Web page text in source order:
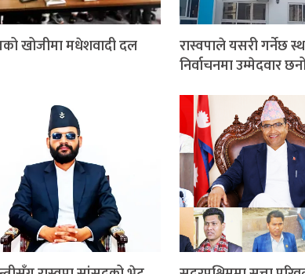
खोजीमा मधेशवादी दल
रास्वपाले यसरी गर्नेछ
निर्वाचनमा उम्मेदवार